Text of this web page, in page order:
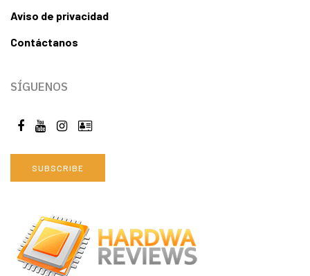
Aviso de privacidad
Contáctanos
SÍGUENOS
SUBSCRIBE